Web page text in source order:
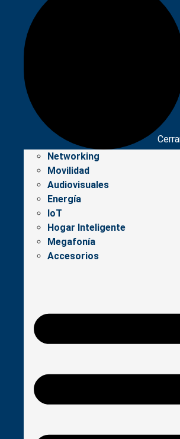
Networking
Movilidad
Audiovisuales
Energía
IoT
Hogar Inteligente
Megafonía
Accesorios